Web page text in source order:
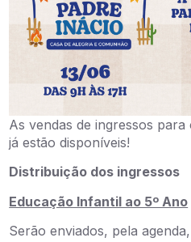
As vendas de ingressos
já estão disponíveis!
Distribuição dos ingressos
Educação Infantil ao 5º Ano
Serão enviados, pela